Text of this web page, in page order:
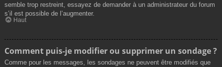
semble trop restreint, essayez de demander à un administrateur du forum
s’il est possible de l’augmenter.
Haut
Comment puis-je modifier ou supprimer un sondage ?
Comme pour les messages, les sondages ne peuvent être modifiés que